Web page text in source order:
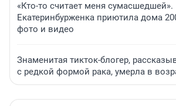
«Кто-то считает меня сумасшедшей».
Екатеринбурженка приютила дома
фото и видео
Знаменитая тикток-блогер,
с редкой формой рака, умерла в